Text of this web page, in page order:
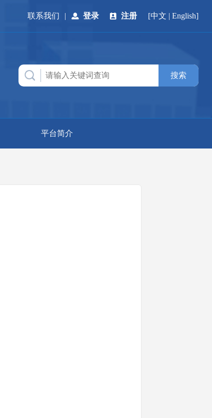
联系我们 | 登录 注册 [中文 |English]
平台简介